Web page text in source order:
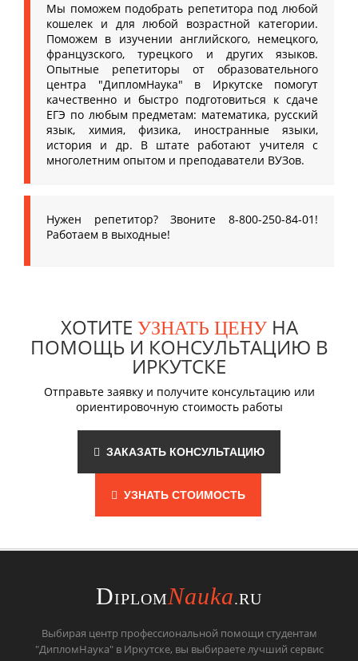
Мы поможем подобрать репетитора под любой
кошелек и для любой возрастной категории.
Поможем в изучении английского, немецкого,
французского, турецкого и других языков.
Опытные репетиторы от образовательного
центра "ДипломНаука" в Иркутске помогут
качественно и быстро подготовиться к сдаче
ЕГЭ по любым предметам: математика, русский
язык, химия, физика, иностранные языки,
история и др. В штате работают учителя с
многолетним опытом и преподаватели ВУЗов.
Нужен репетитор? Звоните 8-800-250-84-01!
Работаем в выходные!
ХОТИТЕ УЗНАТЬ ЦЕНУНА
ПОМОЩЬ И КОНСУЛЬТАЦИЮ В
ИРКУТСКЕ
Отправьте заявку и получите консультацию или
ориентировочную стоимость работы
ЗАКАЗАТЬ КОНСУЛЬТАЦИЮ
УЗНАТЬ СТОИМОСТЬ
DIPLOMNauka.RU
Выбирая центр профессиональной помощи студентам
"ДипломНаука" в Иркутске, вы выбираете лучший сервис